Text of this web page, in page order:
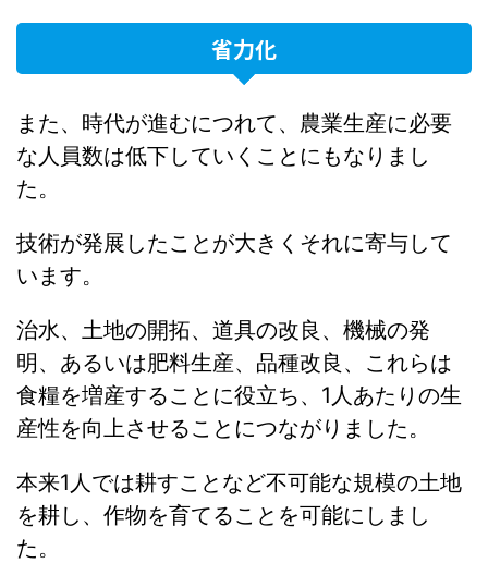
省力化
また、時代が進むにつれて、農業生産に必要
な人員数は低下していくことにもなりまし
た。
技術が発展したことが大きくそれに寄与して
います。
治水、土地の開拓、道具の改良、機械の発
明、あるいは肥料生産、品種改良、これらは
食糧を増産することに役立ち、1人あたりの生
産性を向上させることにつながりました。
本来1人では耕すことなど不可能な規模の土地
を耕し、作物を育てることを可能にしまし
た。